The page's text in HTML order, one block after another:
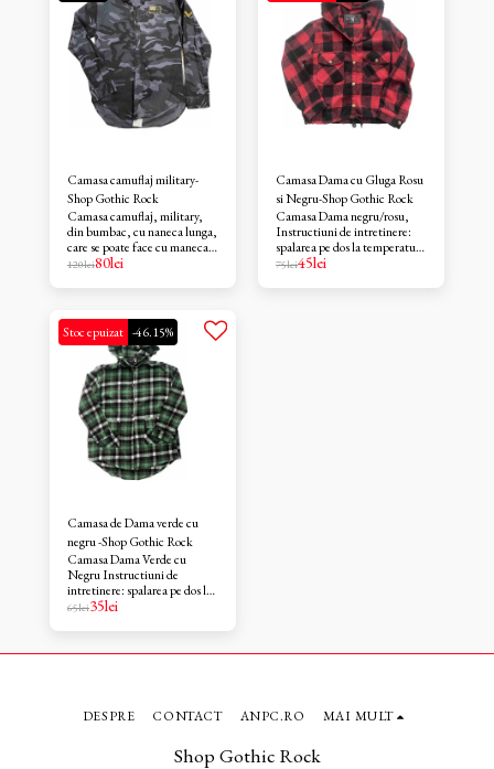
Camasa camuflaj military-
Shop Gothic Rock
Camasa camuflaj, military,
din bumbac, cu naneca lunga,
care se poate face cu maneca
scurta prin prinderea aceateia
camuflaj
120lei80lei
Camasa Dama cu Gluga Rosu
si Negru-Shop Gothic Rock
Camasa Dama negru/rosu,
Instructiuni de intretinere:
spalarea pe dos la temperatura
de la 30grade Materialul :
75lei45lei
Stoc epuizat -46.15%
Camasa de Dama verde cu
negru -Shop Gothic Rock
Camasa Dama Verde cu
Negru Instructiuni de
intretinere: spalarea pe dos la
temperatura de la 30grade
65lei35lei
Shop Gothic Rock
DESPRE CONTACT ANPC.RO MAI MULT